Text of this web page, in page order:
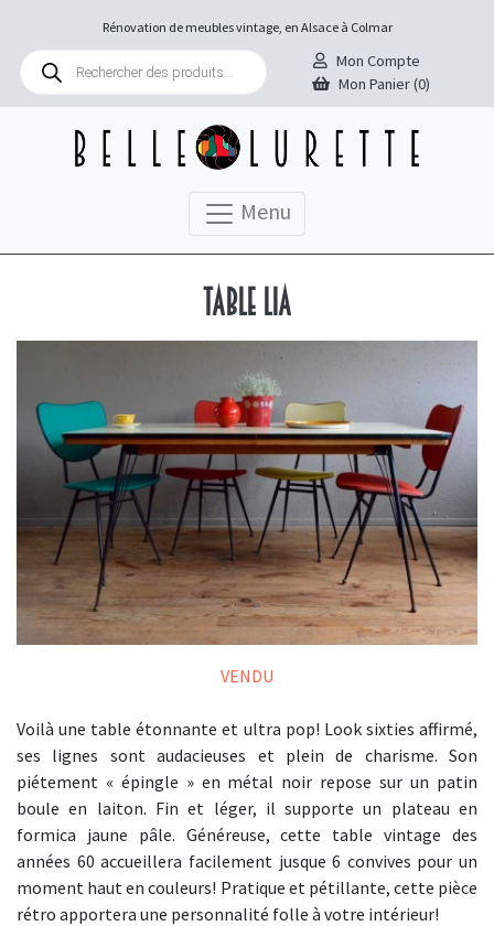
Rénovation de meubles vintage, en Alsace à Colmar
Recherche
produits
Mon Compte
Mon Panier (0)
Menu
Table Lia
VENDU
Voilà une table étonnante et ultra pop! Look sixties affirmé,
ses lignes sont audacieuses et plein de charisme. Son
piétement « épingle » en métal noir repose sur un patin
boule en laiton. Fin et léger, il supporte un plateau en
formica jaune pâle. Généreuse, cette table vintage des
années 60 accueillera facilement jusque 6 convives pour un
moment haut en couleurs! Pratique et pétillante, cette pièce
rétro apportera une personnalité folle à votre intérieur!